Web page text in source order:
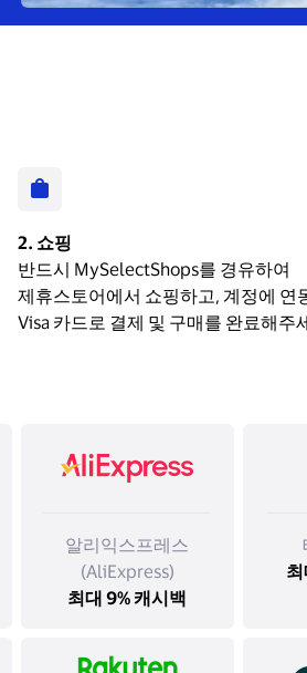
쇼핑
반드시 MySelectShops를 경유하여
제휴스토어에서 쇼핑하고, 계정에 연
Visa 카드로 결제 및 구매를 완료해주
알리익스프레스
(AliExpress)
최대 9% 캐시백